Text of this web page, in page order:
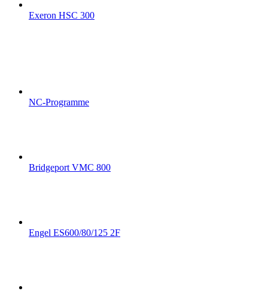
Exeron HSC 300
NC-Programme
Bridgeport VMC 800
Engel ES600/80/125 2F